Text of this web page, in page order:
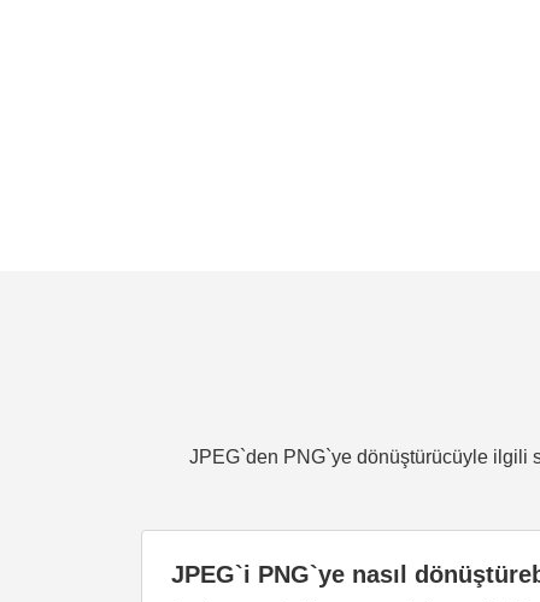
JPEG`den PNG`ye dönüştürücüyle ilgili
JPEG`i PNG`ye nasıl